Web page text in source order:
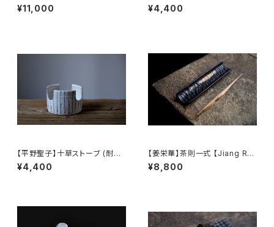
magari 】Gaiwan
¥11,000
hione Studio】Borosilicate
glass teapot
¥4,400
【平野聖子】十草ストーブ (耐熱)
/ 【Masako Hirano】Stove (H
eat-resistant)
¥4,400
【姜栄華】茶則一式 【Jiang Ro
nghua】A complete tea tray
set
¥8,800